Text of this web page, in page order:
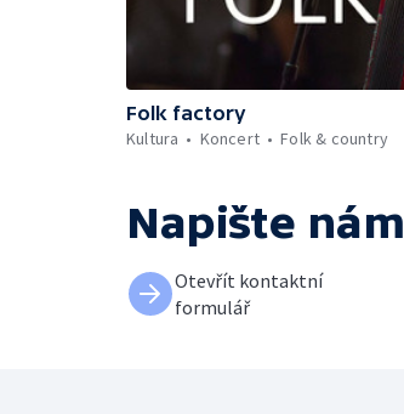
Folk factory
Kultura
Koncert Folk & country
Napište nám
Otevřít kontaktní
formulář